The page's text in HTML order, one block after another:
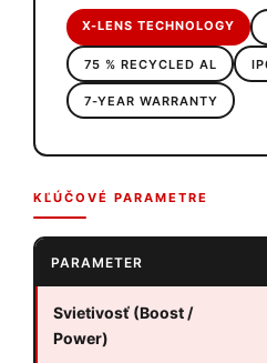
X-LENS TECHNOLOGY
75 % RECYCLED AL
7-YEAR WARRANTY
KĽÚČOVÉ PARAMETRE
PARAMETER
Svietivosť (Boost /
Power)